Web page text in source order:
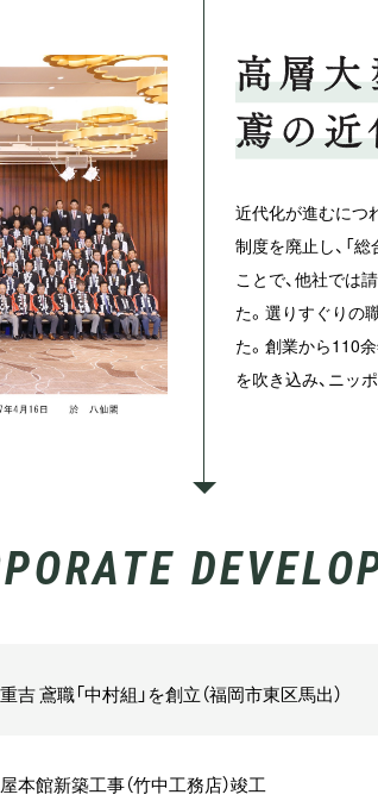
近代化が進むにつ
制度を廃止し、「
ことで、他社では
た。選りすぐりの
た。創業から110
を吹き込み、ニッ
吉 鳶職「中村組」を創立（福岡市東区馬出）
本館新築工事（竹中工務店）竣工